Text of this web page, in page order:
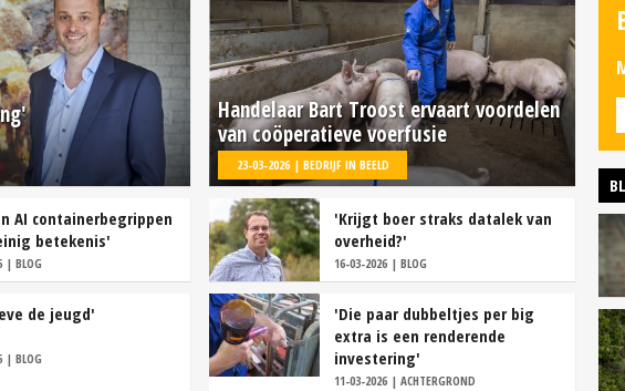
Handelaar Bart Troost ervaart voordelen
van coöperatieve voerfusie
23-03-2026 | BEDRIJF IN BEELD
AI containerbegrippen
betekenis'
| BLOG
'Krijgt boer straks datalek van
overheid?'
16-03-2026 | BLOG
de jeugd'
| BLOG
'Die paar dubbeltjes per big
extra is een renderende
investering'
11-03-2026 | ACHTERGROND